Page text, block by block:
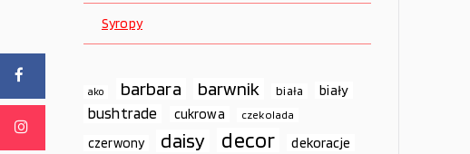
Syropy
ako barbara barwnik biała biały
bushtrade cukrowa czekolada
czerwony daisy decor dekoracje